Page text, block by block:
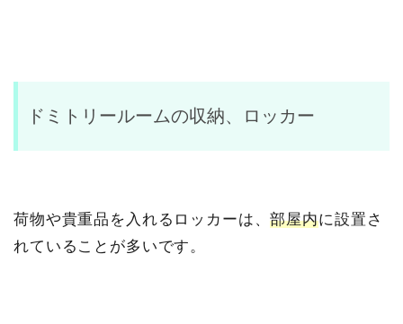
ドミトリールームの収納、ロッカー
荷物や貴重品を入れるロッカーは、部屋内に設置さ
れていることが多いです。